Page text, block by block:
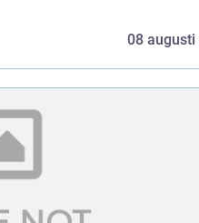
08 augusti